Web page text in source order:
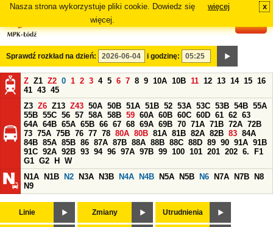
Nasza strona wykorzystuje pliki cookie. Dowiedz się
więcej.
więcej x
Sprawdź rozkład na dzień: i godzinę:
Z Z1 Z2 0 1 2 3 4 5 6 7 8 9 10A 10B 11 12 13 14 15 16
41 43 45
Z3 Z6 Z13 Z43 50A 50B 51A 51B 52 53A 53C 53B 54B 55A
55B 55C 56 57 58A 58B 59 60A 60B 60C 60D 61 62 63
64A 64B 65A 65B 66 67 68 69A 69B 70 71A 71B 72A 72B
73 75A 75B 76 77 78 80A 80B 81A 81B 82A 82B 83 84A
84B 85A 85B 86 87A 87B 88A 88B 88C 88D 89 90 91A 91B
91C 92A 92B 93 94 96 97A 97B 99 100 101 201 202 6.
F1
G1 G2 H
W
N1A
N1B N2 N3A N3B N4A N4B N5A N5B N6 N7A N7B
N8
N9
Linie Zmiany Utrudnienia